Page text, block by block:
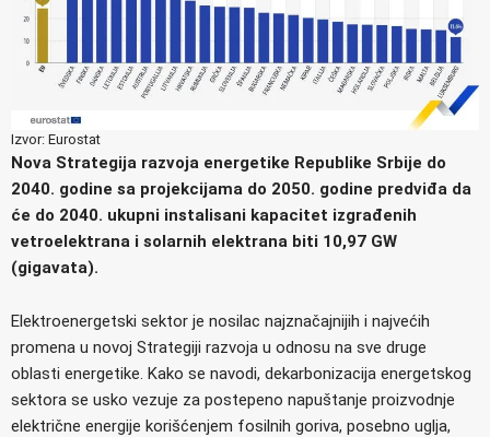
Izvor: Eurostat
Nova Strategija razvoja energetike Republike Srbije do
2040. godine sa projekcijama do 2050. godine predviđa da
će do 2040. ukupni instalisani kapacitet izgrađenih
vetroelektrana i solarnih elektrana biti 10,97 GW
(gigavata).
Elektroenergetski sektor je nosilac najznačajnijih i najvećih
promena u novoj Strategiji razvoja u odnosu na sve druge
oblasti energetike. Kako se navodi, dekarbonizacija energetskog
sektora se usko vezuje za postepeno napuštanje proizvodnje
električne energije korišćenjem fosilnih goriva, posebno uglja,